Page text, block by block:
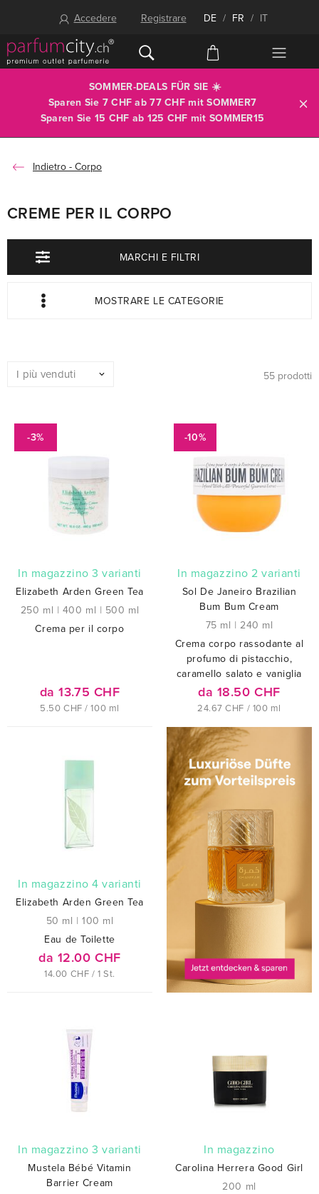
Accedere Registrare DE / FR / IT
SOMMER-DEALS FÜR SIE ☀️
Sparen Sie 7 CHF ab 77 CHF mitSOMMER7
Sparen Sie 15 CHF ab 125 CHF mit SOMMER15
Corpo
CREME PER IL CORPO
MARCHI E FILTRI
MOSTRARE LE CATEGORIE
55 prodotti
-3%
In magazzino 3 varianti
Elizabeth Arden Green Tea
250 ml | 400 ml | 500 ml
Crema per il corpo
da 13.75 CHF
5.50 CHF / 100 ml
-10%
In magazzino 2 varianti
Sol De Janeiro Brazilian
Bum Bum Cream
75 ml |240 ml
Crema corpo rassodante al
profumo di pistacchio,
caramello salato e vaniglia
da 18.50 CHF
24.67 CHF / 100 ml
In magazzino 4 varianti
Elizabeth Arden Green Tea
50 ml |100 ml
Eau de Toilette
da 12.00 CHF
14.00 CHF / 1 St.
In magazzino 3 varianti
Mustela Bébé Vitamin
Barrier Cream
In magazzino
Carolina Herrera Good Girl
200 ml